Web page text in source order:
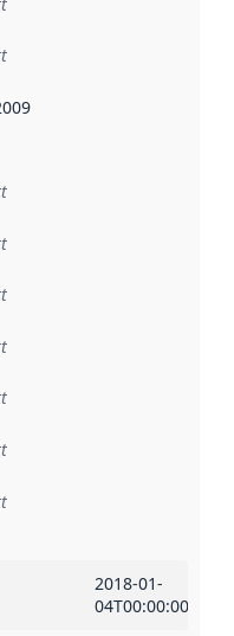
dataene i dette
2018-01-
04T00:00:00Z